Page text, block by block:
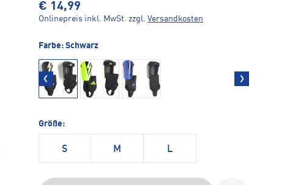
€ 14,99
Onlinepreis inkl. MwSt. zzgl. Versandkosten
Farbe: Schwarz
Größe:
S M L